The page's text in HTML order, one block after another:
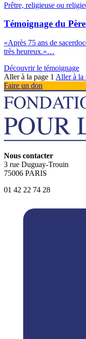
Prêtre, religieuse ou
Témoignage du
«Après 75 ans de
très heureux.»…
Découvrir le témoignage
Aller à la page 1 Aller à la
Faire un don
Nous contacter
3 rue Duguay-Trouin
75006 PARIS
01 42 22 74 28